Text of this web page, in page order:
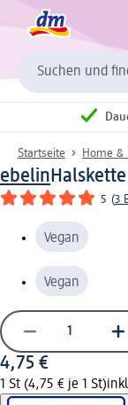
Suchen und
Startseite Home &
ebelin
5 (3
Vegan
Vegan
4,75 €
1 St (4,75 € je 1 St)